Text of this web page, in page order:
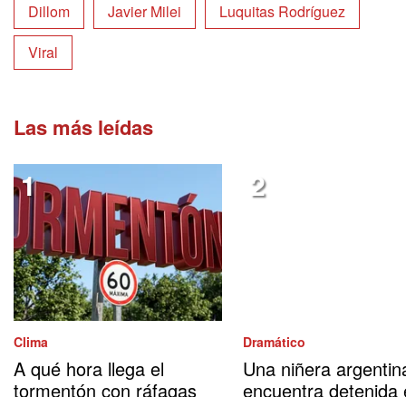
Dillom Javier Milei
Luquitas Rodríguez
Viral
Las más leídas
Clima
A qué hora llega el
tormentón con ráfagas
Dramático
Una niñera
encuentra detenida